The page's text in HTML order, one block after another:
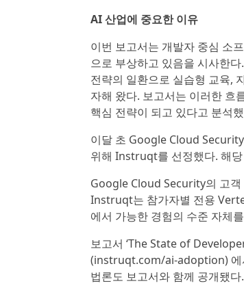
AI 산업에 중요한 이유
이번 보고서는 개발자 중심 소
으로 부상하고 있음을 시사한
전략의 일환으로 실습형 교육,
자해 왔다. 보고서는 이러한 흐
핵심 전략이 되고 있다고 분석
이달 초 Google Cloud
위해 Instruqt를 선정했다. 해
Google Cloud Security의 고
Instruqt는 참가자별 전용
에서 가능한 경험의 수준 자체
보고서 ‘The State of
(instruqt.com/ai-adoption) 에
법론도 보고서와 함께 공개됐다.